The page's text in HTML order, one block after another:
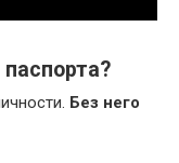
Без него